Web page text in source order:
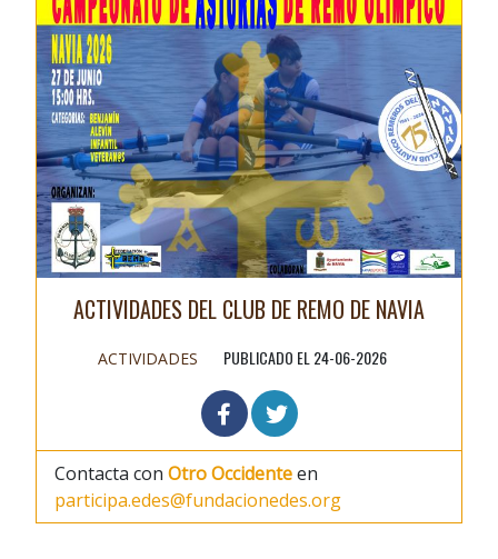
ACTIVIDADES DEL CLUB DE REMO DE NAVIA
ACTIVIDADES PUBLICADO EL 24-06-2026
Contacta con Otro Occidenteen
participa.edes@fundacionedes.org